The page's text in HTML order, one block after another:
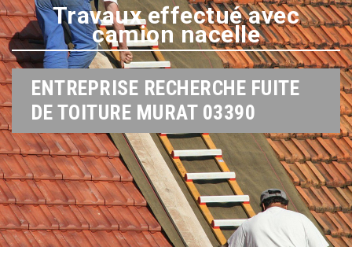
Travaux effectué avec
camion nacelle
ENTREPRISE RECHERCHE FUITE
DE TOITURE MURAT 03390